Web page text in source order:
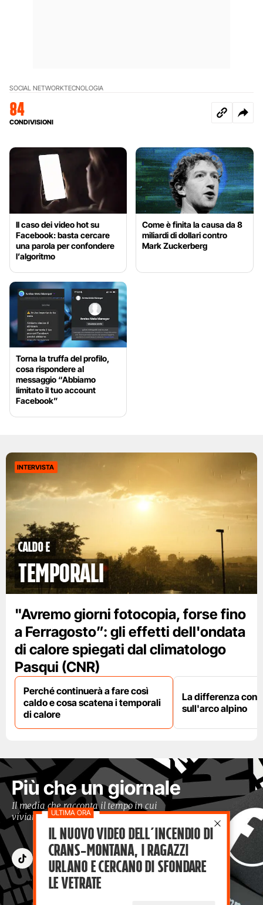
SOCIAL NETWORKTECNOLOGIA
84
CONDIVISIONI
Il caso dei video hot su
Facebook: basta cercare
una parola per confondere
l’algoritmo
Come è finita la causa da 8
miliardi di dollari contro
Mark Zuckerberg
Torna la truffa del profilo,
cosa rispondere al
messaggio “Abbiamo
limitato il tuo account
Facebook”
INTERVISTA
caldo e
temporali
"Avremo giorni fotocopia, forse fino
a Ferragosto”: gli effetti dell'ondata
di calore spiegati dal climatologo
Pasqui (CNR)
Perché continuerà a fare così
caldo e cosa scatena i temporali
di calore
La differenza con
sull'arco alpino
Più che un giornale
Il media che racconta il tempo in cui
viviamo con occhi moderni
Il nuovo video dell’incendio di
Crans-Montana, i ragazzi
Urlano e cercano di sfondare
le vetrate